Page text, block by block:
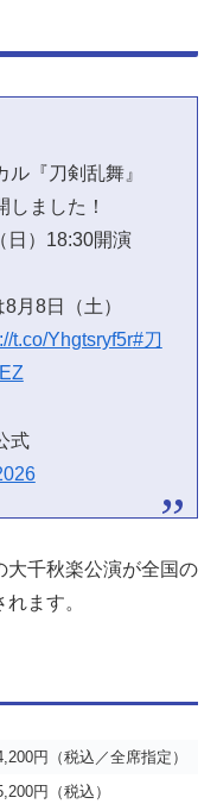
『刀剣乱舞』
しました！
日）18:30開演
月8日（土）
t.co/Yhgtsryf5r#刀
式
大千秋楽公演が全国の
ます。
円（税込／全席指定）
円（税込）